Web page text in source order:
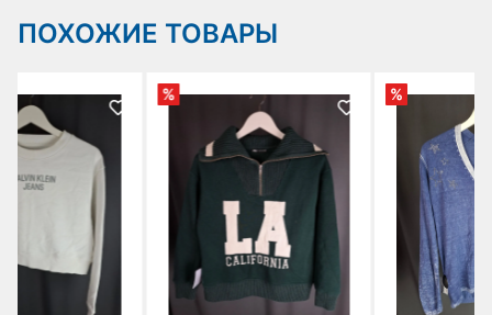
ПОХОЖИЕ ТОВАРЫ
% %